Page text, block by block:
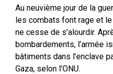
Au neuvième jour de la
les combats font rage et
ne cesse de s’alourdir.
bombardements, l’armée
bâtiments dans l’enclave
Gaza, selon l’ONU.